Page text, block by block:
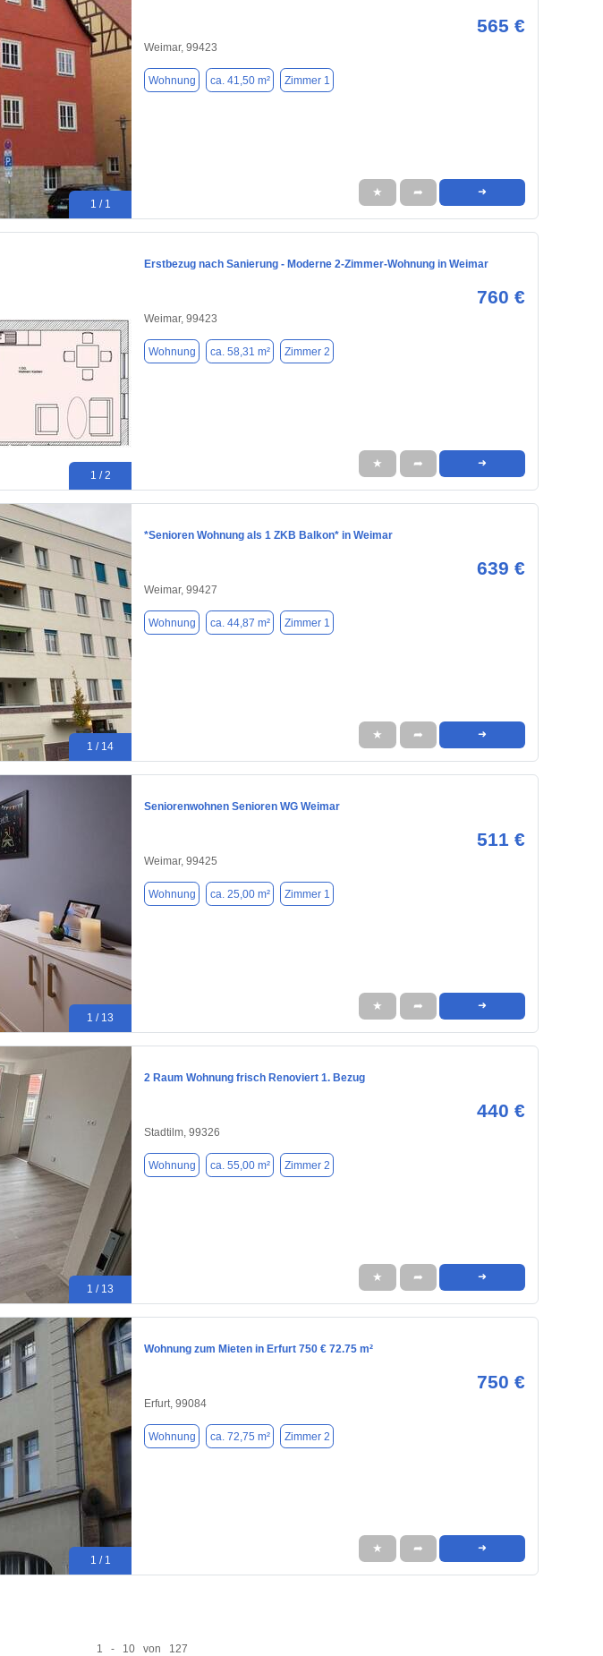
1 / 1
565 €
Weimar, 99423
Wohnung ca. 41,50 m² Zimmer 1
★ ➦ ➜
1 / 2
Erstbezug nach Sanierung - Moderne 2-Zimmer-Wohnung in Weimar
760 €
Weimar, 99423
Wohnung ca. 58,31 m² Zimmer 2
★ ➦ ➜
1 / 14
*Senioren Wohnung als 1 ZKB Balkon* in Weimar
639 €
Weimar, 99427
Wohnung ca. 44,87 m² Zimmer 1
★ ➦ ➜
1 / 13
Seniorenwohnen Senioren WG Weimar
511 €
Weimar, 99425
Wohnung ca. 25,00 m² Zimmer 1
★ ➦ ➜
1 / 13
2 Raum Wohnung frisch Renoviert 1. Bezug
440 €
Stadtilm, 99326
Wohnung ca. 55,00 m² Zimmer 2
★ ➦ ➜
1 / 1
Wohnung zum Mieten in Erfurt 750 € 72.75 m²
750 €
Erfurt, 99084
Wohnung ca. 72,75 m² Zimmer 2
★ ➦ ➜
1 - 10 von 127